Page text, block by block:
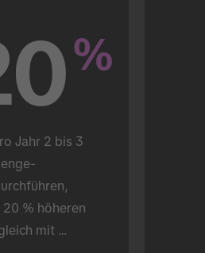
%
Jahr 2 bis 3
20 % höheren
mit